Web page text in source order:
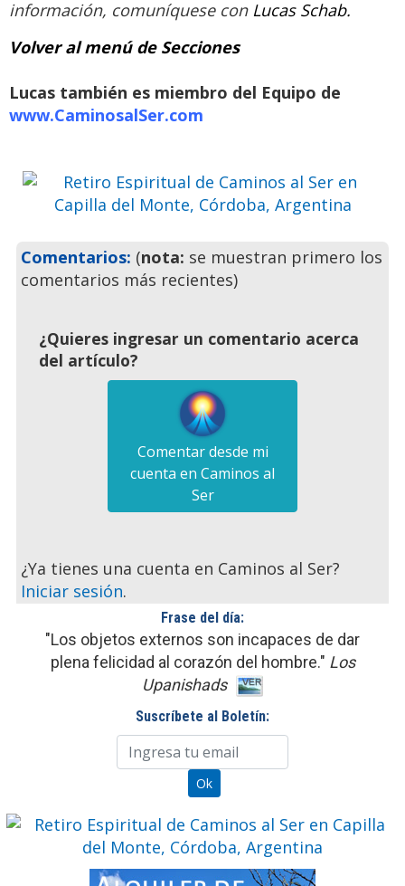
información, comuníquese con Lucas Schab.
Volver al menú de Secciones
Lucas también es miembro del Equipo de
www.CaminosalSer.com
Retiro Espiritual de Caminos al
Córdoba, Argentina
Previo
Comentarios: (nota: se muestran primero los
comentarios más recientes)
¿Quieres ingresar un comentario acerca
del artículo?
Comentar desde mi
cuenta en Caminos al
Ser
¿Ya tienes una cuenta en Caminos al Ser?
Iniciar sesión.
Frase del día:
"Los objetos externos son incapaces de dar
plena felicidad al corazón del hombre." Los
Upanishads
Suscríbete al Boletín: